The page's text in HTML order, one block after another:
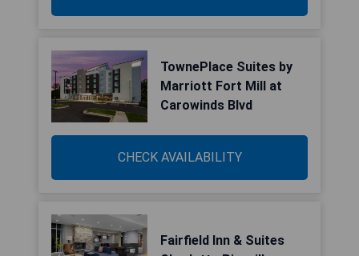
TownePlace Suites by
Marriott Fort Mill at
Carowinds Blvd
CHECK AVAILABILITY
Fairfield Inn & Suites